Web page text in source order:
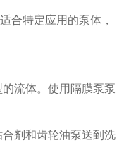
特定应用的泵体，
流体。使用隔膜泵泵
剂和齿轮油泵送到洗